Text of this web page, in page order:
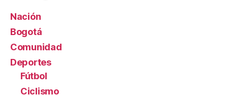
Nación
Bogotá
Comunidad
Deportes
Fútbol
Ciclismo